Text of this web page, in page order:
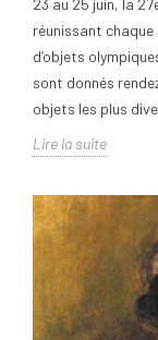
23 au 25 juin, la
réunissant
d’objets
sont donnés
objets les plus
Lire la suite